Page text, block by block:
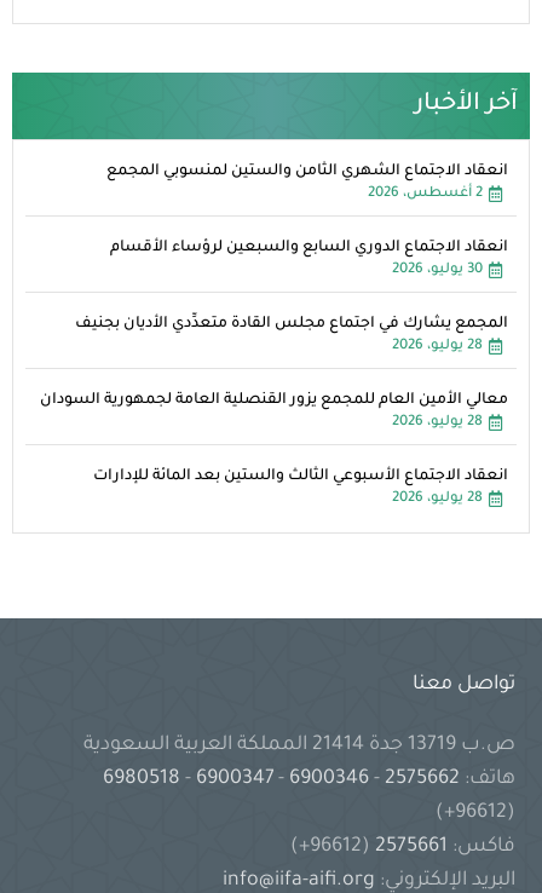
آخر الأخبار
انعقاد الاجتماع الشهري الثامن والستين لمنسوبي المجمع
2 أغسطس، 2026
انعقاد الاجتماع الدوري السابع والسبعين لرؤساء الأقسام
30 يوليو، 2026
المجمع يشارك في اجتماع مجلس القادة متعدِّدي الأديان بجنيف
28 يوليو، 2026
معالي الأمين العام للمجمع يزور القنصلية العامة لجمهورية السودان
28 يوليو، 2026
انعقاد الاجتماع الأسبوعي الثالث والستين بعد المائة للإدارات
28 يوليو، 2026
تواصل معنا
ص.ب 13719 جدة 21414 المملكة العربية السعودية
هاتف:
-
6900346
-
6900347
-
(96612+)
فاكس:
(96612+)
البريد الإلكتروني: info@iifa-aifi.org